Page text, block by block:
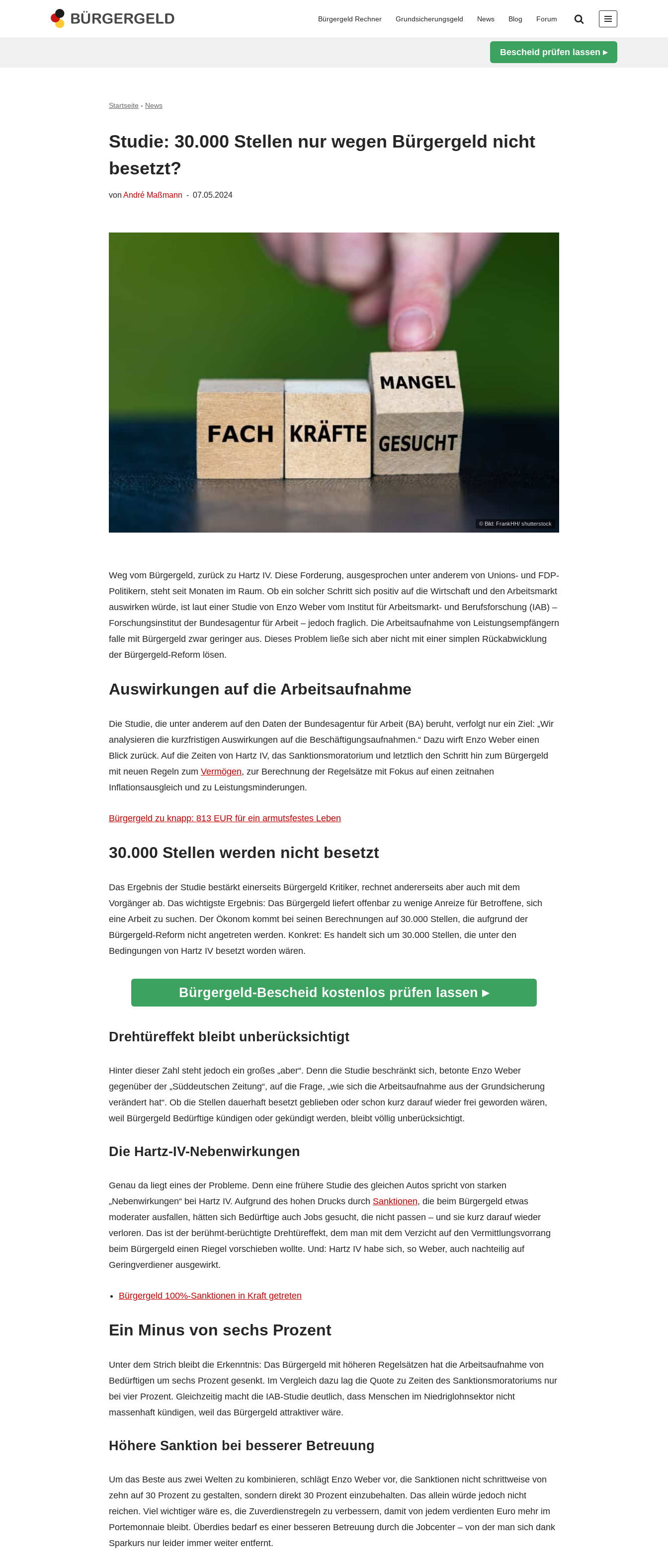
Bürgergeld Rechner Grundsicherungsgeld News Blog Forum
Bescheid prüfen lassen ▸
Startseite - News
Studie: 30.000 Stellen nur wegen Bürgergeld nicht
besetzt?
von André Maßmann 07.05.2024
© Bild: FrankHH/ shutterstock
Weg vom Bürgergeld, zurück zu Hartz IV. Diese Forderung, ausgesprochen unter anderem von Unions- und FDP-
Politikern, steht seit Monaten im Raum. Ob ein solcher Schritt sich positiv auf die Wirtschaft und den Arbeitsmarkt
auswirken würde, ist laut einer Studie von Enzo Weber vom Institut für Arbeitsmarkt- und Berufsforschung (IAB) –
Forschungsinstitut der Bundesagentur für Arbeit – jedoch fraglich. Die Arbeitsaufnahme von Leistungsempfängern
falle mit Bürgergeld zwar geringer aus. Dieses Problem ließe sich aber nicht mit einer simplen Rückabwicklung
der Bürgergeld-Reform lösen.
Auswirkungen auf die Arbeitsaufnahme
Die Studie, die unter anderem auf den Daten der Bundesagentur für Arbeit (BA) beruht, verfolgt nur ein Ziel: „Wir
analysieren die kurzfristigen Auswirkungen auf die Beschäftigungsaufnahmen.“ Dazu wirft Enzo Weber einen
Blick zurück. Auf die Zeiten von Hartz IV, das Sanktionsmoratorium und letztlich den Schritt hin zum Bürgergeld
mit neuen Regeln zum Vermögen, zur Berechnung der Regelsätze mit Fokus auf einen zeitnahen
Inflationsausgleich und zu Leistungsminderungen.
Bürgergeld zu knapp: 813 EUR für ein armutsfestes Leben
30.000 Stellen werden nicht besetzt
Das Ergebnis der Studie bestärkt einerseits Bürgergeld Kritiker, rechnet andererseits aber auch mit dem
Vorgänger ab. Das wichtigste Ergebnis: Das Bürgergeld liefert offenbar zu wenige Anreize für Betroffene, sich
eine Arbeit zu suchen. Der Ökonom kommt bei seinen Berechnungen auf 30.000 Stellen, die aufgrund der
Bürgergeld-Reform nicht angetreten werden. Konkret: Es handelt sich um 30.000 Stellen, die unter den
Bedingungen von Hartz IV besetzt worden wären.
Bürgergeld-Bescheid kostenlos prüfen lassen ▸
Drehtüreffekt bleibt unberücksichtigt
Hinter dieser Zahl steht jedoch ein großes „aber“. Denn die Studie beschränkt sich, betonte Enzo Weber
gegenüber der „Süddeutschen Zeitung“, auf die Frage, „wie sich die Arbeitsaufnahme aus der Grundsicherung
verändert hat“. Ob die Stellen dauerhaft besetzt geblieben oder schon kurz darauf wieder frei geworden wären,
weil Bürgergeld Bedürftige kündigen oder gekündigt werden, bleibt völlig unberücksichtigt.
Die Hartz-IV-Nebenwirkungen
Genau da liegt eines der Probleme. Denn eine frühere Studie des gleichen Autos spricht von starken
„Nebenwirkungen“ bei Hartz IV. Aufgrund des hohen Drucks durch Sanktionen, die beim Bürgergeld etwas
moderater ausfallen, hätten sich Bedürftige auch Jobs gesucht, die nicht passen – und sie kurz darauf wieder
verloren. Das ist der berühmt-berüchtigte Drehtüreffekt, dem man mit dem Verzicht auf den Vermittlungsvorrang
beim Bürgergeld einen Riegel vorschieben wollte. Und: Hartz IV habe sich, so Weber, auch nachteilig auf
Geringverdiener ausgewirkt.
Bürgergeld 100%-Sanktionen in Kraft getreten
Ein Minus von sechs Prozent
Unter dem Strich bleibt die Erkenntnis: Das Bürgergeld mit höheren Regelsätzen hat die Arbeitsaufnahme von
Bedürftigen um sechs Prozent gesenkt. Im Vergleich dazu lag die Quote zu Zeiten des Sanktionsmoratoriums nur
bei vier Prozent. Gleichzeitig macht die IAB-Studie deutlich, dass Menschen im Niedriglohnsektor nicht
massenhaft kündigen, weil das Bürgergeld attraktiver wäre.
Höhere Sanktion bei besserer Betreuung
Um das Beste aus zwei Welten zu kombinieren, schlägt Enzo Weber vor, die Sanktionen nicht schrittweise von
zehn auf 30 Prozent zu gestalten, sondern direkt 30 Prozent einzubehalten. Das allein würde jedoch nicht
reichen. Viel wichtiger wäre es, die Zuverdienstregeln zu verbessern, damit von jedem verdienten Euro mehr im
Portemonnaie bleibt. Überdies bedarf es einer besseren Betreuung durch die Jobcenter – von der man sich dank
Sparkurs nur leider immer weiter entfernt.